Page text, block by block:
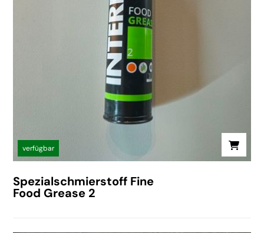
verfügbar
Spezialschmierstoff Fine
Food Grease 2